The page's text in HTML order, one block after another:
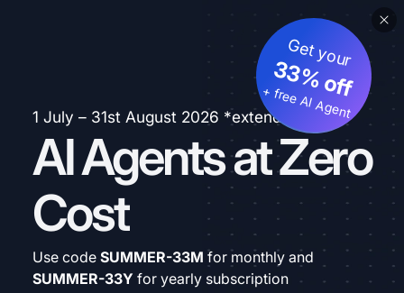
1 July – 31st August 2026 *extended
AI Agents at Zero
Cost
Get your
33% off
+ free AI Agent
Use code SUMMER-33M for monthly and
SUMMER-33Y for yearly subscription